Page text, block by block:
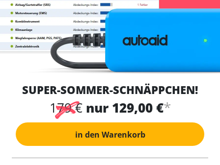
SUPER-SOMMER-SCHNÄPPCHEN!
179 € nur 129,00 €*
in den Warenkorb